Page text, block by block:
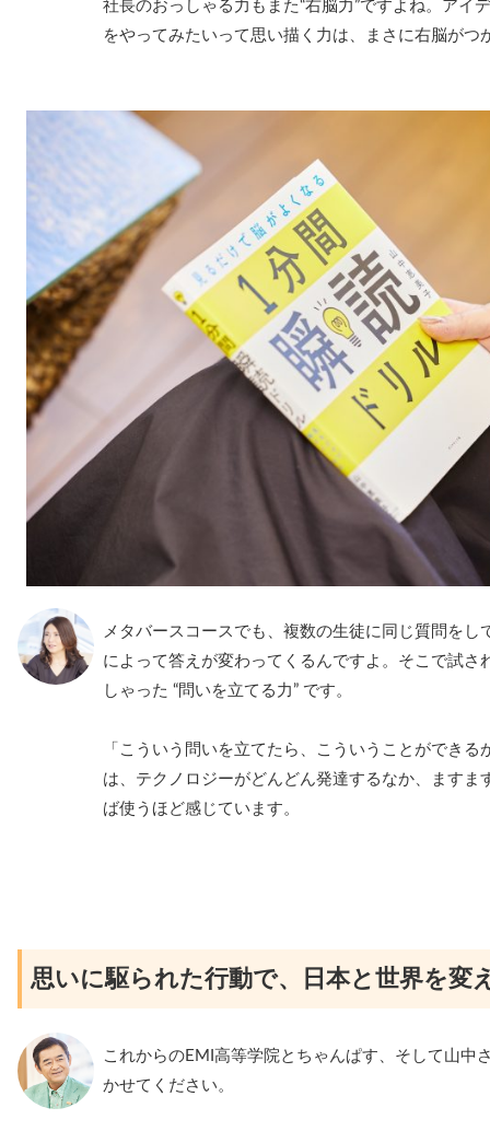
社長のおっしゃる力もまた“右脳力”ですよね。アイ
をやってみたいって思い描く力は、まさに右脳がつ
メタバースコースでも、複数の生徒に同じ質問を
によって答えが変わってくるんですよ。そこで試さ
しゃった “問いを立てる力” です。
「こういう問いを立てたら、こういうことができ
は、テクノロジーがどんどん発達するなか、ますま
ば使うほど感じています。
思いに駆られた行動で、日本と世界を変
これからのEMI高等学院とちゃんぱす、そして山中
かせてください。